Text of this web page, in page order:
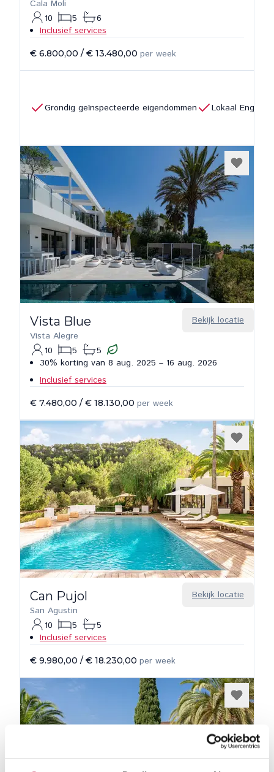
Cala Moli
10
5
6
Inclusief services
€ 6.800,00 / € 13.480,00 per week
Grondig geïnspecteerde eigendommen Lokaal Engels
Bekijk locatie
Vista Blue
Vista Alegre
10
5
5
30% korting van 8 aug. 2025 – 16 aug. 2026
Inclusief services
€ 7.480,00 / € 18.130,00 per week
Bekijk locatie
Can Pujol
San Agustin
10
5
5
Inclusief services
€ 9.980,00 / € 18.230,00 per week